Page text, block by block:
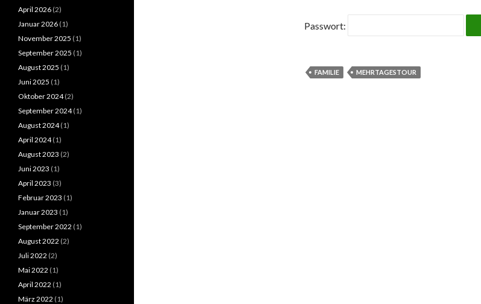
Passwort:
FAMILIE MEHRTAGESTOUR
April 2026 (2)
Januar 2026 (1)
November 2025 (1)
September 2025 (1)
August 2025 (1)
Juni 2025 (1)
Oktober 2024(2)
September 2024(1)
August 2024(1)
April 2024(1)
August 2023 (2)
Juni 2023 (1)
April 2023 (3)
Februar 2023 (1)
Januar 2023 (1)
September 2022 (1)
August 2022 (2)
Juli 2022 (2)
Mai 2022 (1)
April 2022 (1)
März 2022 (1)